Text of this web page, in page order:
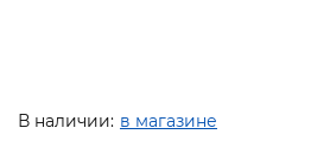
В наличии: в магазине